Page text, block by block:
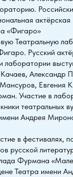
«Фигаро»
Театральную
Русский
лаборатории
Александр
Евгения
Участие в
театральных
Андрея
в фестивалях,
русской
Фурмана
Театра имени